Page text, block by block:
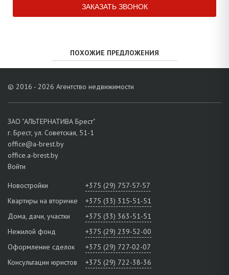
ПОХОЖИЕ ПРЕДЛОЖЕНИЯ
© 2016 - 2026 Агентство недвижимости
ЗАО "АЛЬТЕРНАТИВА Брест"
г. Брест, ул. Советская, 51-1
office@a-brest.by
office.a-brest.by
Войти
Новостройки
+375 (29) 757-57-57
Квартиры на вторичке
+375 (33) 315-51-51
Дома, дачи, участки
+375 (33) 363-51-51
Нежилой фонд
+375 (29) 239-52-00
Оформление сделок
+375 (29) 727-02-07
Консультации юристов
+375 (29) 722-38-36